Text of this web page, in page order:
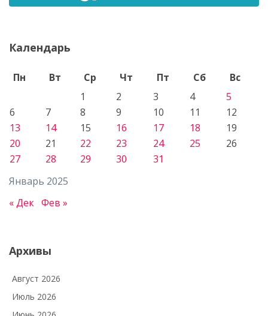
Календарь
Январь 2025
Пн Вт Ср Чт Пт Сб
Вс
1
2 3 4
5
6
7 8 9 10 11
12
13
14 15 16 17 18
19
20
21 22 23 24 25
26
27
28 29 30 31
« Дек Фев »
Архивы
Август 2026
Июль 2026